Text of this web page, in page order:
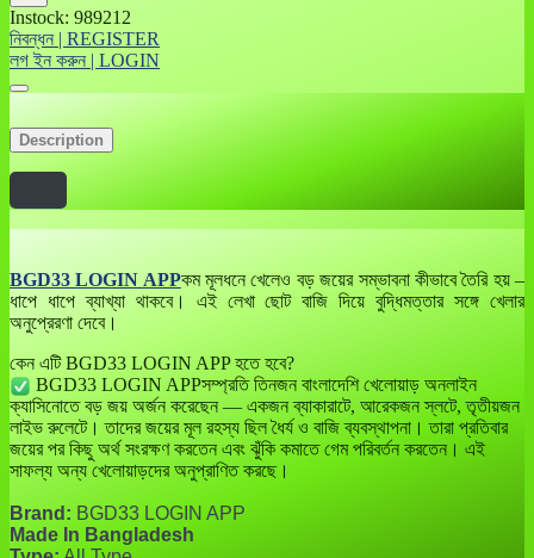
Instock: 989212
নিবন্ধন | REGISTER
লগ ইন করুন | LOGIN
Description
BGD33 LOGIN APPকম মূলধনে খেলেও বড় জয়ের সম্ভাবনা কীভাবে তৈরি হয় –
ধাপে ধাপে ব্যাখ্যা থাকবে। এই লেখা ছোট বাজি দিয়ে বুদ্ধিমত্তার সঙ্গে খেলার
অনুপ্রেরণা দেবে।
কেন এটি BGD33 LOGIN APP হতে হবে?
BGD33 LOGIN APPসম্প্রতি তিনজন বাংলাদেশি খেলোয়াড় অনলাইন
ক্যাসিনোতে বড় জয় অর্জন করেছেন — একজন ব্যাকারাটে, আরেকজন স্লটে, তৃতীয়জন
লাইভ রুলেটে। তাদের জয়ের মূল রহস্য ছিল ধৈর্য ও বাজি ব্যবস্থাপনা। তারা প্রতিবার
জয়ের পর কিছু অর্থ সংরক্ষণ করতেন এবং ঝুঁকি কমাতে গেম পরিবর্তন করতেন। এই
সাফল্য অন্য খেলোয়াড়দের অনুপ্রাণিত করছে।
Brand: BGD33 LOGIN APP
Made In Bangladesh